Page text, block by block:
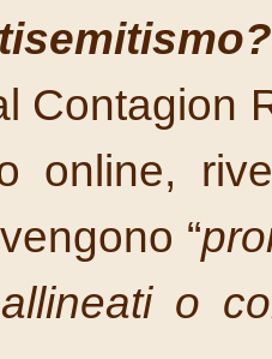
Contagion
online,
“
o